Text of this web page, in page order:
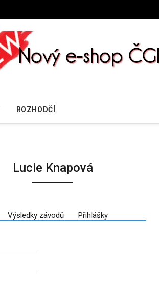
ROZHODČÍ
Lucie Knapová
Výsledky závodů Přihlášky